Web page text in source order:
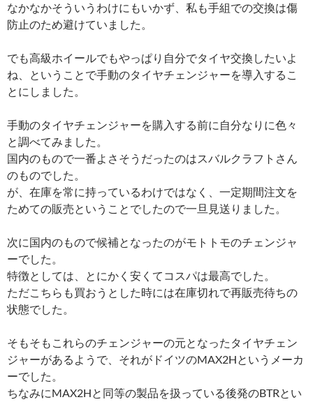
なかなかそういうわけにもいかず、私も手組での交換は傷
防止のため避けていました。
でも高級ホイールでもやっぱり自分でタイヤ交換したいよ
ね、ということで手動のタイヤチェンジャーを導入するこ
とにしました。
手動のタイヤチェンジャーを購入する前に自分なりに色々
と調べてみました。
国内のもので一番よさそうだったのはスバルクラフトさん
のものでした。
が、在庫を常に持っているわけではなく、一定期間注文を
ためての販売ということでしたので一旦見送りました。
次に国内のもので候補となったのがモトトモのチェンジャ
ーでした。
特徴としては、とにかく安くてコスパは最高でした。
ただこちらも買おうとした時には在庫切れで再販売待ちの
状態でした。
そもそもこれらのチェンジャーの元となったタイヤチェン
ジャーがあるようで、それがドイツのMAX2Hというメーカ
ーでした。
ちなみにMAX2Hと同等の製品を扱っている後発のBTRとい